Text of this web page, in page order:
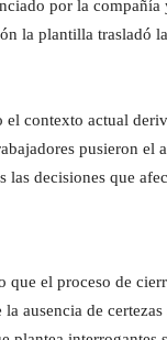
por la
la plantilla trasladó
contexto actual
pusieron
las decisiones que
el proceso de
ausencia de